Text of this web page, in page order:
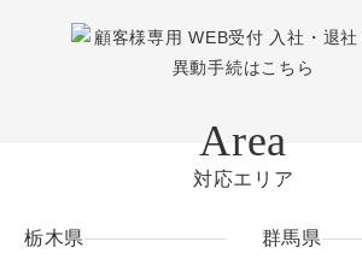
対応エリア
栃木県 群馬県